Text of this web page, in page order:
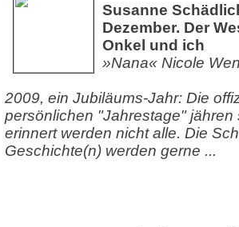
Susanne
Dezember. Der
Onkel und ich
»Nana« Nicole
2009, ein Jubiläums-Jahr: Die
persönlichen "Jahrestage" jähren
erinnert werden nicht alle. Die
Geschichte(n) werden gerne ...